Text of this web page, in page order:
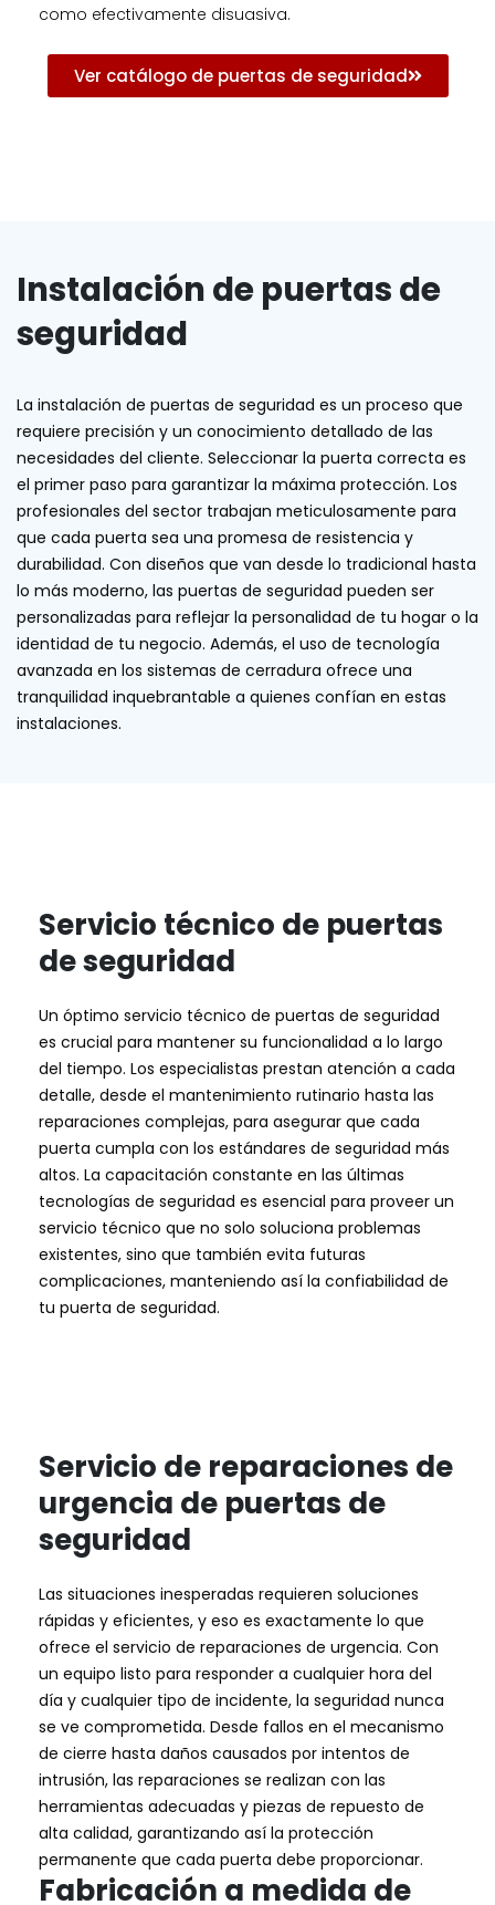
como efectivamente disuasiva.
Ver catálogo de puertas de seguridad
Instalación de puertas de
seguridad
La instalación de puertas de seguridad es un proceso que
requiere precisión y un conocimiento detallado de las
necesidades del cliente. Seleccionar la puerta correcta es
el primer paso para garantizar la máxima protección. Los
profesionales del sector trabajan meticulosamente para
que cada puerta sea una promesa de resistencia y
durabilidad. Con diseños que van desde lo tradicional hasta
lo más moderno, las puertas de seguridad pueden ser
personalizadas para reflejar la personalidad de tu hogar o la
identidad de tu negocio. Además, el uso de tecnología
avanzada en los sistemas de cerradura ofrece una
tranquilidad inquebrantable a quienes confían en estas
instalaciones.
Servicio técnico de puertas
de seguridad
Un óptimo servicio técnico de puertas de seguridad
es crucial para mantener su funcionalidad a lo largo
del tiempo. Los especialistas prestan atención a cada
detalle, desde el mantenimiento rutinario hasta las
reparaciones complejas, para asegurar que cada
puerta cumpla con los estándares de seguridad más
altos. La capacitación constante en las últimas
tecnologías de seguridad es esencial para proveer un
servicio técnico que no solo soluciona problemas
existentes, sino que también evita futuras
complicaciones, manteniendo así la confiabilidad de
tu puerta de seguridad.
Servicio de reparaciones de
urgencia de puertas de
seguridad
Las situaciones inesperadas requieren soluciones
rápidas y eficientes, y eso es exactamente lo que
ofrece el servicio de reparaciones de urgencia. Con
un equipo listo para responder a cualquier hora del
día y cualquier tipo de incidente, la seguridad nunca
se ve comprometida. Desde fallos en el mecanismo
de cierre hasta daños causados por intentos de
intrusión, las reparaciones se realizan con las
herramientas adecuadas y piezas de repuesto de
alta calidad, garantizando así la protección
permanente que cada puerta debe proporcionar.
Fabricación a medida de